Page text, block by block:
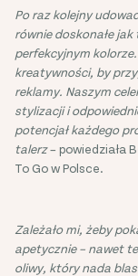
Po raz kolejny
równie doskonałe
perfekcyjnym
kreatywności, by
reklamy. Naszym
stylizacji i
potencjał każdego
talerz– powiedziała
To Go w Polsce.
Zależało mi, żeby
apetycznie – nawet
oliwy, który nada